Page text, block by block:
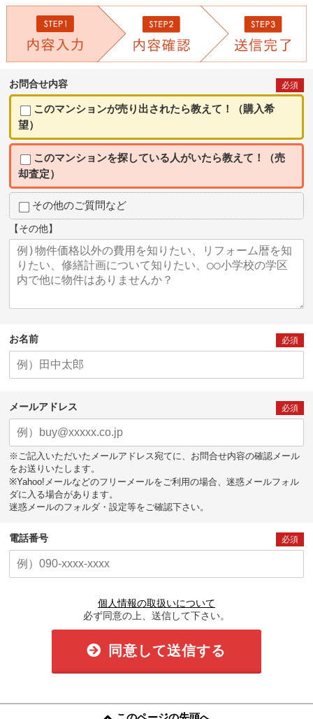
お問合せ内容 必須
このマンションが売り出されたら教えて！（購入希
望）
このマンションを探している人がいたら教えて！（売
却査定）
その他のご質問など
【その他】
お名前 必須
メールアドレス 必須
※ご記入いただいたメールアドレス宛てに、お問合せ内容の確認メール
をお送りいたします。
※Yahoo!メールなどのフリーメールをご利用の場合、迷惑メールフォル
ダに入る場合があります。
迷惑メールのフォルダ・設定等をご確認下さい。
電話番号 必須
個人情報の取扱いについて
必ず同意の上、送信して下さい。
同意して送信する